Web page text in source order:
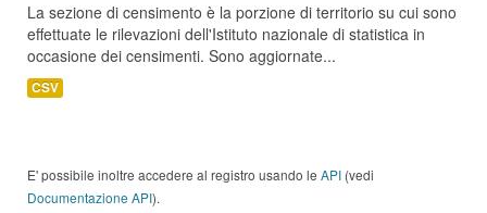
La sezione di censimento è la porzione di territorio su cui sono
effettuate le rilevazioni dell'Istituto nazionale di statistica in
occasione dei censimenti. Sono aggiornate...
CSV
E' possibile inoltre accedere al registro usando le API (vedi
Documentazione API).